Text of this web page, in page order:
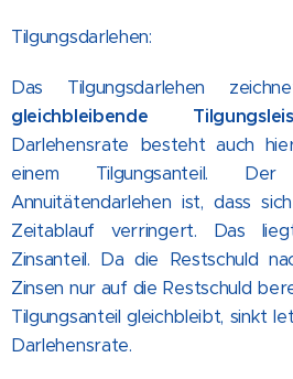
Tilgungsdarlehen:
Das Tilgungsdarlehen
gleichbleibende
Darlehensrate besteht auch
einem Tilgungsanteil.
Annuitätendarlehen ist, dass
Zeitablauf verringert. Das
Zinsanteil. Da die Restschuld
Zinsen nur auf die Restschuld
Tilgungsanteil gleichbleibt, sinkt
Darlehensrate.